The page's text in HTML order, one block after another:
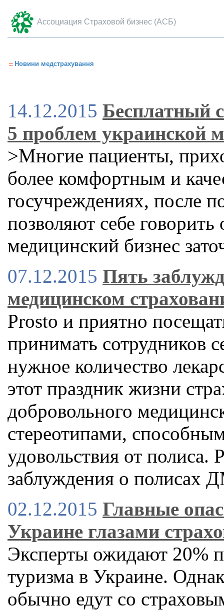
Ассоциация Страховой бизнес (АСБ)
Новини медстрахування
14.12.2015 Бесплатный
5 проблем украинской
>Многие пациенты,
более комфортным и
госучреждениях, после
позволяют себе
медицинский бизнес
07.12.2015 Пять
медицинском
Prosto и приятно
принимать сотрудников
нужное количество
этот праздник жизни
добровольного
стереотипами,
удовольствия от полиса.
заблуждения о полисах
02.12.2015 Главные
Украине глазами
Эксперты ожидают 20%
туризма в Украине.
обычно едут со